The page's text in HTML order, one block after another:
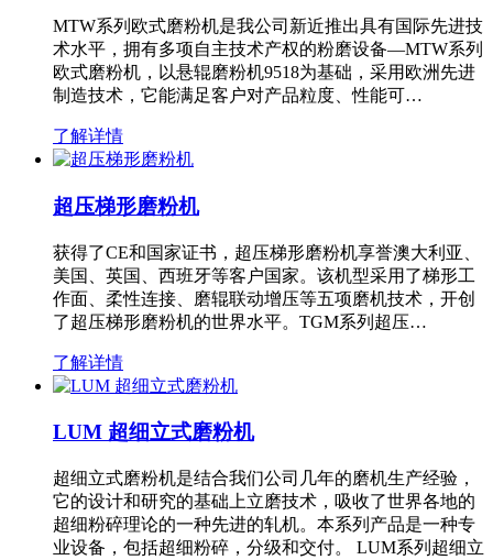
MTW系列欧式磨粉机是我公司新近推出具有国际先进技
术水平，拥有多项自主技术产权的粉磨设备—MTW系列
欧式磨粉机，以悬辊磨粉机9518为基础，采用欧洲先进
制造技术，它能满足客户对产品粒度、性能可…
了解详情
超压梯形磨粉机
获得了CE和国家证书，超压梯形磨粉机享誉澳大利亚、
美国、英国、西班牙等客户国家。该机型采用了梯形工
作面、柔性连接、磨辊联动增压等五项磨机技术，开创
了超压梯形磨粉机的世界水平。TGM系列超压…
了解详情
LUM 超细立式磨粉机
超细立式磨粉机是结合我们公司几年的磨机生产经验，
它的设计和研究的基础上立磨技术，吸收了世界各地的
超细粉碎理论的一种先进的轧机。本系列产品是一种专
业设备，包括超细粉碎，分级和交付。 LUM系列超细立